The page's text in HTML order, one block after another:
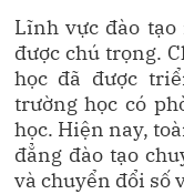
Lĩnh vực đào
được chú trọng.
học đã được
trường học có
học. Hiện nay,
đẳng đào tạo
và chuyển đổi số